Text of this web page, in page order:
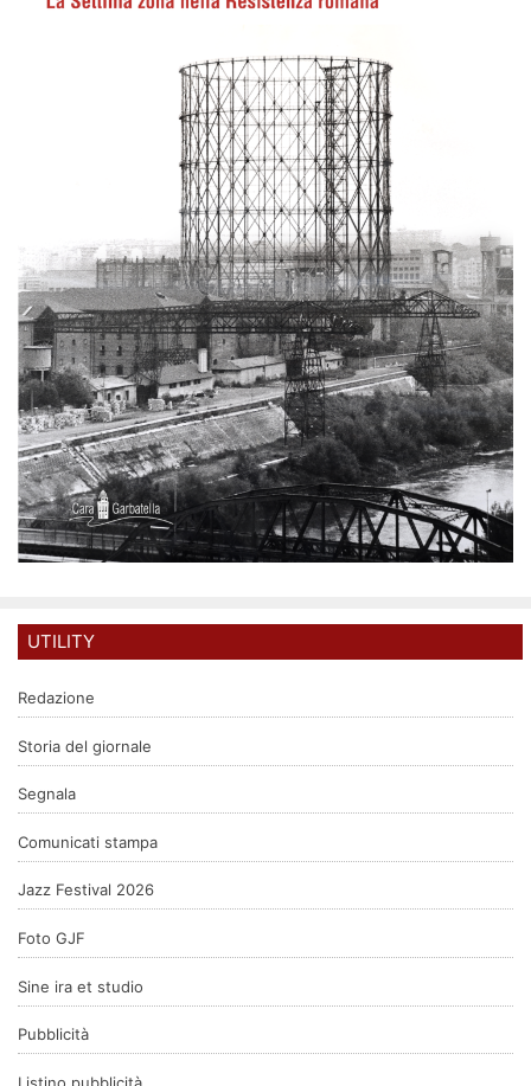
UTILITY
Redazione
Storia del giornale
Segnala
Comunicati stampa
Jazz Festival 2026
Foto GJF
Sine ira et studio
Pubblicità
Listino pubblicità